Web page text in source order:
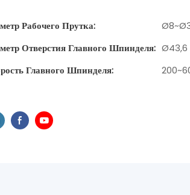
Рабочего Прутка:
Отверстия Главного Шпинделя: Ø43,6
Главного Шпинделя: